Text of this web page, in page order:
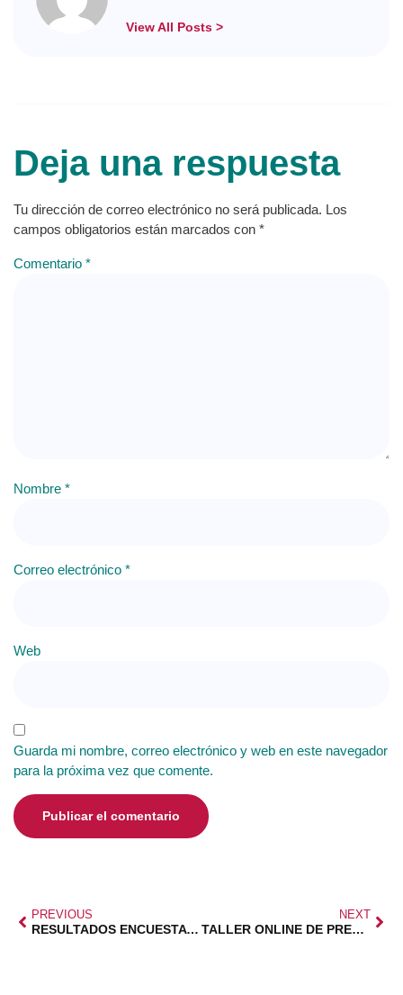
View All Posts >
Deja una respuesta
Tu dirección de correo electrónico no será publicada. Los
campos obligatorios están marcados con *
Comentario *
Nombre *
Correo electrónico *
Web
Guarda mi nombre, correo electrónico y web en este navegador
para la próxima vez que comente.
PREVIOUS
RESULTADOS ENCUESTA SOCIOS ZONA NORTE
NEXT
TALLER ONLINE DE PREVENCIÓN ADOLESCENTES